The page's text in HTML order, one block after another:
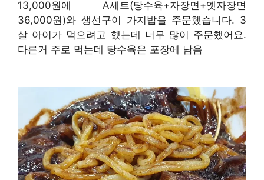
13,000원에 A세트(탕수육+자장면+옛자장면
36,000원)와 생선구이 가지밥을 주문했습니다. 3
살 아이가 먹으려고 했는데 너무 많이 주문했어요.
다른거 주로 먹는데 탕수육은 포장에 남음